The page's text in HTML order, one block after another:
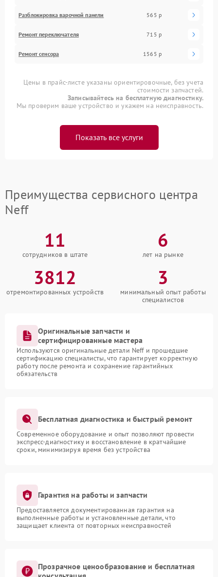
Разблокировка варочной панели 565 р
Ремонт переключателя 715 р
Ремонт сенсора 1565 р
Цены в прайс-листе указаны ориентировочные, без учета
стоимости запчастей.
Записывайтесь на бесплатную диагностику.
Мы проверим ваше устройство и укажем на неисправность.
Показать все услуги
Преимущества сервисного центра
Neff
11
сотрудников в штате
6
лет на рынке
3812
отремонтированных устройств
3
минимальный опыт работы
специалистов
Оригинальные запчасти и
сертифицированные мастера
Используются оригинальные детали Neff и прошедшие
сертификацию специалисты, что гарантирует корректную
работу после ремонта и сохранение гарантийных
обязательств
Бесплатная диагностика и быстрый ремонт
Современное оборудование и опыт позволяют провести
экспресс-диагностику и восстановление в кратчайшие
сроки, минимизируя время без устройства
Гарантия на работы и запчасти
Предоставляется документированная гарантия на
выполненные работы и установленные детали, что
защищает клиента от повторных неисправностей
Прозрачное ценообразование и бесплатная